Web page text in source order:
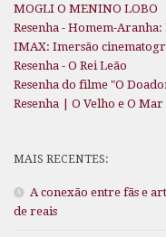
MOGLI O MENINO LOBO
Resenha - Homem-Aranha:
IMAX: Imersão
Resenha - O Rei Leão
Resenha do filme "O
Resenha | O Velho e O Mar
MAIS RECENTES:
A conexão entre fãs e
de reais